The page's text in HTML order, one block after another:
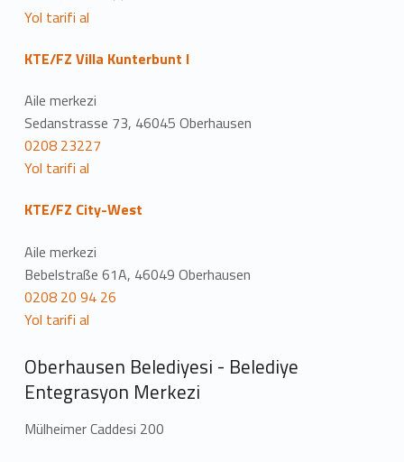
Yol tarifi al
KTE/FZ Villa Kunterbunt I
Aile merkezi
Sedanstrasse 73, 46045 Oberhausen
0208 23227
Yol tarifi al
KTE/FZ City-West
Aile merkezi
Bebelstraße 61A, 46049 Oberhausen
0208 20 94 26
Yol tarifi al
Oberhausen Belediyesi - Belediye
Entegrasyon Merkezi
Mülheimer Caddesi 200